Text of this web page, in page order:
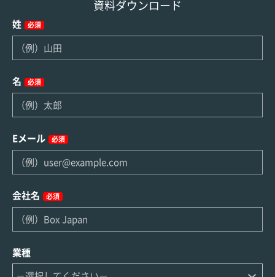
資料ダウンロード
姓 必須
名 必須
Eメール 必須
会社名 必須
業種